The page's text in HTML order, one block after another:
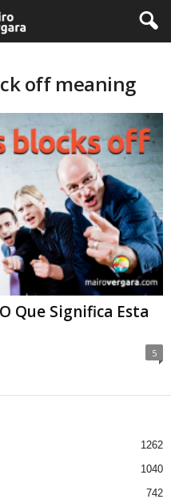
off meaning
Que Significa Esta
5
1262
1040
742